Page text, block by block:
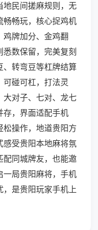
地民间搓麻规则，无
畅畅玩，核心捉鸡机
牌加分、金鸡翻
数保留，完美复刻
、转弯豆等杠牌结算
碰可杠，打法灵
大对子、七对、龙七
存，界面适配手机
操作，地道贵阳方
感受贵阳本地麻将氛
配同城牌友，也能邀
一局贵阳麻将，手机
是贵阳玩家手机上